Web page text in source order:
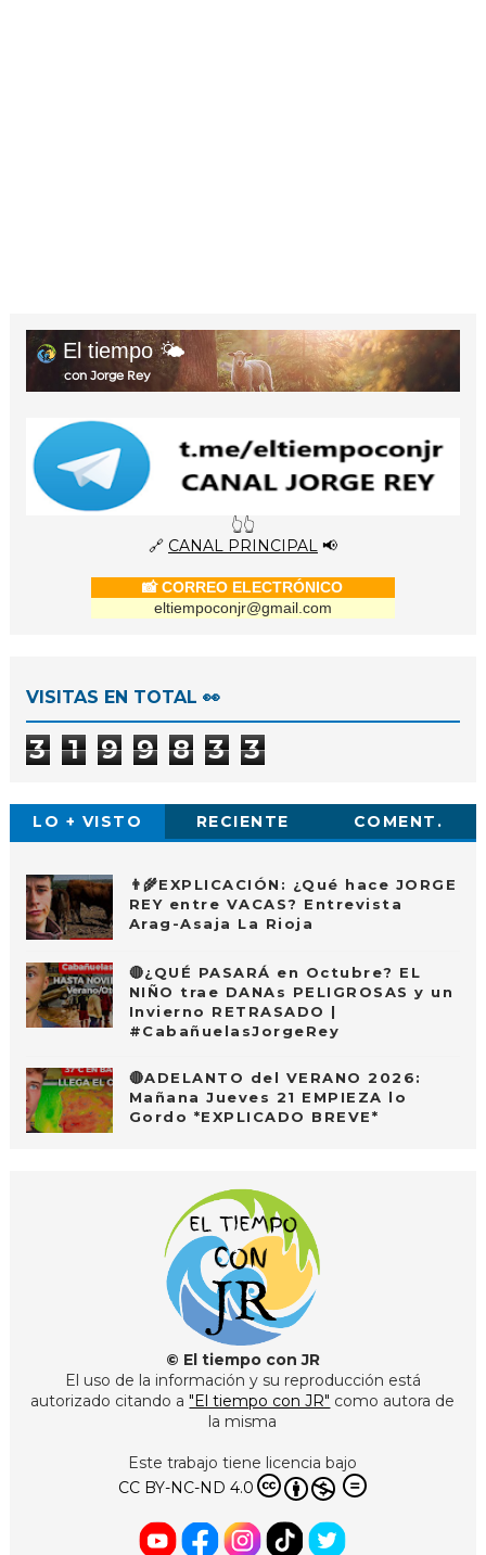
El tiempo 🌤️
con Jorge Rey
👆👆
🔗 CANAL PRINCIPAL📢
📸 CORREO ELECTRÓNICO
eltiempoconjr@gmail.com
VISITAS EN TOTAL 👀
3 1 9 9 8 3 3
LO + VISTO RECIENTE COMENT.
👨‍🌾EXPLICACIÓN: ¿Qué hace JORGE
REY entre VACAS? Entrevista
Arag-Asaja La Rioja
🔴¿QUÉ PASARÁ en Octubre? EL
NIÑO trae DANAs PELIGROSAS y un
Invierno RETRASADO |
#CabañuelasJorgeRey
🔴ADELANTO del VERANO 2026:
Mañana Jueves 21 EMPIEZA lo
Gordo *EXPLICADO BREVE*
© El tiempo con JR
El uso de la información y su reproducción está
autorizado citando a "El tiempo con JR" como autora de
la misma
Este trabajo tiene licencia bajo
CC BY-NC-ND 4.0